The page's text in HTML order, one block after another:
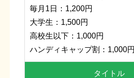
毎月1日：1,200円
大学生：1,500円
高校生以下：1,000円
ハンディキャップ割：1,000円
タイトル